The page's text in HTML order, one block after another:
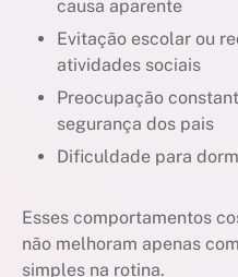
causa aparente
Evitação escolar ou
atividades sociais
Preocupação
segurança dos pais
Dificuldade para
Esses comportamentos
não melhoram apenas
simples na rotina.